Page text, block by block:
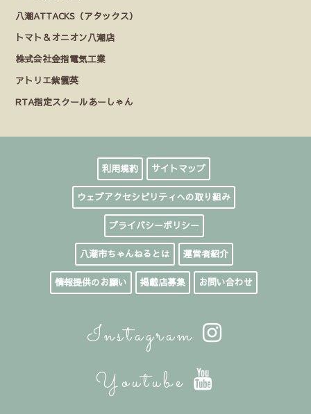
八潮ATTACKS（アタックス）
トマト＆オニオン八潮店
株式会社金指電気工業
アトリエ紫雲英
RTA指定スクールあーしゃん
利用規約 サイトマップ
ウェブアクセシビリティへの取り組み
プライバシーポリシー
八潮市ちゃんねるとは 運営者紹介
情報提供のお願い 掲載店募集 お問い合わせ
Instagram
Youtube